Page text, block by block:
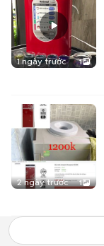
1 ngày trước 1
2 ngày trước 1